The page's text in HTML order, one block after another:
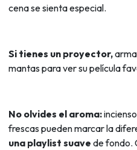
cena se sienta especial.
Si tienes un proyector,
mantas para ver su película
No olvides el aroma:
frescas pueden marcar la
una playlist suave de fondo.